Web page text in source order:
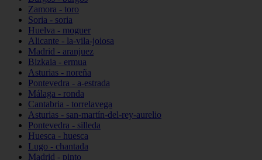
Zamora - toro
Soria - soria
Huelva - moguer
Alicante - la-vila-joiosa
Madrid - aranjuez
Bizkaia - ermua
Asturias - noreña
Pontevedra - a-estrada
Málaga - ronda
Cantabria - torrelavega
Asturias - san-martín-del-rey-aurelio
Pontevedra - silleda
Huesca - huesca
Lugo - chantada
Madrid - pinto